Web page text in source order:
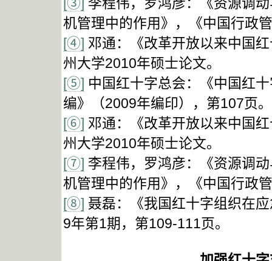
机管理中的作用》，《中国行政
[④] 邓通：《改革开放以来中国
州大学2010年硕士论文。
[⑤] 中国红十字总会：《中国红
编》（2009年编印），第107页。
[⑥] 邓通：《改革开放以来中国
州大学2010年硕士论文。
[⑦] 李程伟，罗鸿彦：《资源调
机管理中的作用》，《中国行政
[⑧] 聂磊：《我国红十字组织在
9年第1期，第109-111页。